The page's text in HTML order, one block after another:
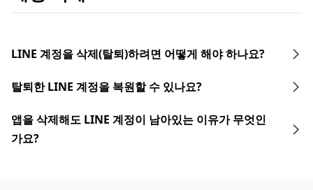
LINE 계정을 삭제(탈퇴)하려면 어떻게 해야 하나요?
탈퇴한 LINE 계정을 복원할 수 있나요?
앱을 삭제해도 LINE 계정이 남아있는 이유가 무엇인
가요?